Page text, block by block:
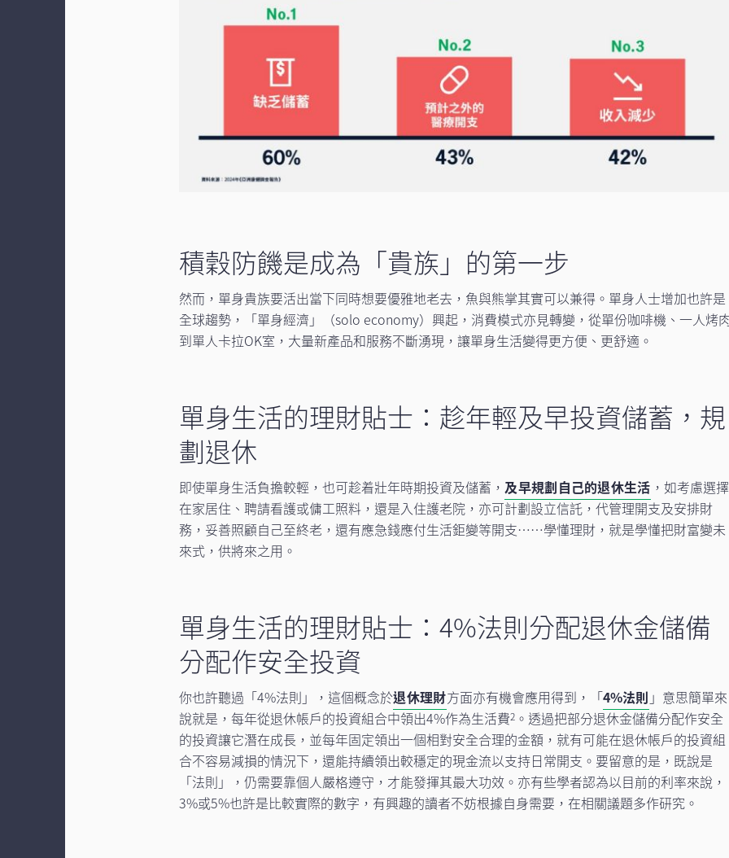
積穀防饑是成為「貴族」的第一步
然而，單身貴族要活出當下同時想要優雅地老去，魚與熊掌其實可以兼得。單身人士增加也許是
全球趨勢，「單身經濟」（solo economy）興起，消費模式亦見轉變，從單份咖啡機、一人烤
到單人卡拉OK室，大量新產品和服務不斷湧現，讓單身生活變得更方便、更舒適。
單身生活的理財貼士：趁年輕及早投資儲蓄，規
劃退休
即使單身生活負擔較輕，也可趁着壯年時期投資及儲蓄，及早規劃自己的退休生活 ，如考慮選擇
在家居住、聘請看護或傭工照料，還是入住護老院，亦可計劃設立信託，代管理開支及安排財
務，妥善照顧自己至終老，還有應急錢應付生活鉅變等開支⋯⋯學懂理財，就是學懂把財富變未
來式，供將來之用。
單身生活的理財貼士：4%法則分配退休金儲備
分配作安全投資
你也許聽過「4%法則」，這個概念於退休理財方面亦有機會應用得到，「4%法則 」意思簡單來
說就是，每年從退休帳戶的投資組合中領出4%作為生活費2 。透過把部分退休金儲備分配作安全
的投資讓它潛在成長，並每年固定領出一個相對安全合理的金額，就有可能在退休帳戶的投資組
合不容易減損的情況下，還能持續領出較穩定的現金流以支持日常開支。要留意的是，既說是
「法則」，仍需要靠個人嚴格遵守，才能發揮其最大功效。亦有些學者認為以目前的利率來說，
3%或5%也許是比較實際的數字，有興趣的讀者不妨根據自身需要，在相關議題多作研究。